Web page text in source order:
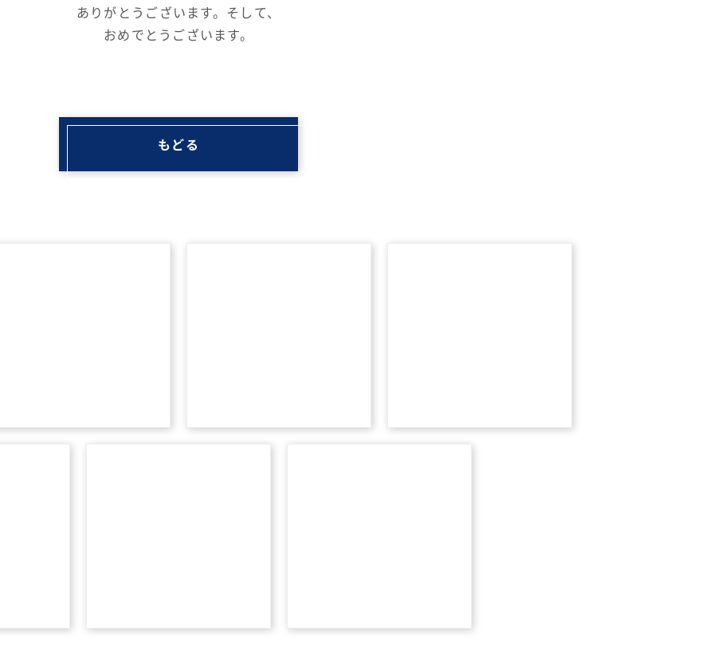
ありがとうございます。そして、
おめでとうございます。
もどる